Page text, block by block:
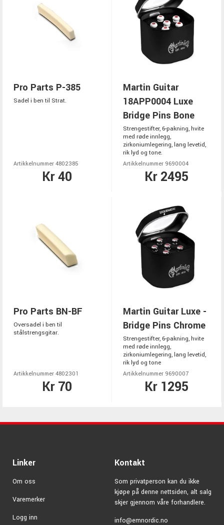
Pro Parts P-385
Sadel i ben til Strat.
Artikkelnummer 4802385
Kr 40
Martin Guitar
18APP0004 Luxe
Bridge Pins Bone
Strengestifter, 6-pakning, hvite
med røde innlegg,
zirkoniumlegering, lang levetid,
rik lyd og tone.
Artikkelnummer 9690004
Kr 2495
Pro Parts BN-BF
Oversadel i ben til
stålstrengsgitar.
Artikkelnummer 4802301
Kr 70
Martin Guitar Luxe -
Bridge Pins Chrome
Strengestifter, 6-pakning, hvite
med røde innlegg,
zirkoniumlegering, lang levetid,
rik lyd og tone
Artikkelnummer 9690007
Kr 1295
Linker
Om oss
Varemerker
Logg inn
Kontakt
Som privatperson kan du ikke
kjøpe på denne nettsiden, alt salg
skjer gjennom våre forhandlere.
info@emnordic.no